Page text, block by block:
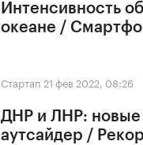
Интенсивность
океане /
Стартап 21 фев 2022, 08:26
ДНР и ЛНР: новые
аутсайдер /